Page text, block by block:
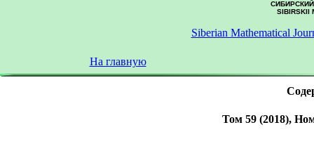
SIBIRSKII
Siberian Mathematical
На главную
Том 59 (2018),